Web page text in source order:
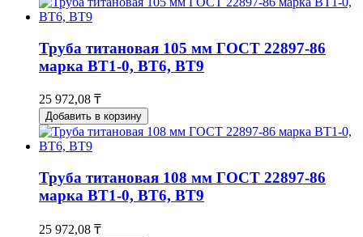
Труба титановая 105 мм ГОСТ 22897-86
марка ВТ1-0, ВТ6, ВТ9
25 972,08 ₸
Добавить в корзину
Труба титановая 108 мм ГОСТ 22897-86
марка ВТ1-0, ВТ6, ВТ9
25 972,08 ₸